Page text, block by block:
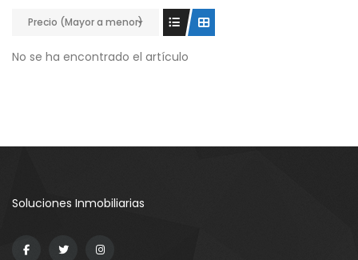
Precio (Mayor a menor)
No se ha encontrado el artículo
Soluciones Inmobiliarias